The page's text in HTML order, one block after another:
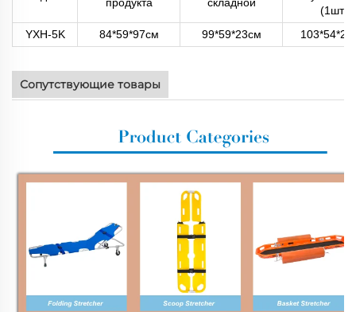
(1шт)
YXH-5K
84*59*97см 99*59*23см
Сопутствующие товары